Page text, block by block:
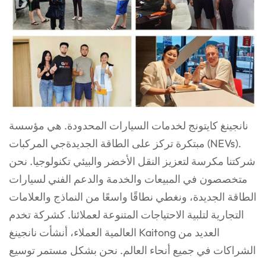
نانجينغ كايتونج لخدمات السيارات المحدودة. هي مؤسسة
مبتكرة تركز على الطاقة الجديدةجي المركبات (NEVs).
شركتنا مكرسة لتعزيز النقل الأخضر والبيئي تكنولوجيا. نحن
متخصصون في المبيعات والخدمة والدعم الفني لسيارات
الطاقة الجديدة، ونغطي نطاقًا واسعًا من النماذج والعلامات
التجارية لتلبية الاحتياجات المتنوعة لعملائنا. كشركة تخدم
العالمية العملاء، أنشأت نانجينغ Kaitong العديد من
الشراكات في جميع أنحاء العالم. نحن بشكل مستمر توسيع